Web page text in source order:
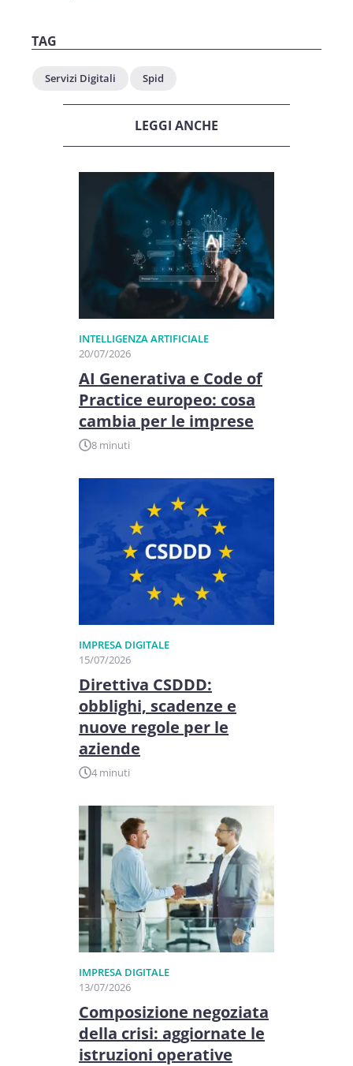
TAG
Servizi Digitali Spid
LEGGI ANCHE
INTELLIGENZA ARTIFICIALE
20/07/2026
AI Generativa e Code of
Practice europeo: cosa
cambia per le imprese
8 minuti
IMPRESA DIGITALE
15/07/2026
Direttiva CSDDD:
obblighi, scadenze e
nuove regole per le
aziende
4 minuti
IMPRESA DIGITALE
13/07/2026
Composizione negoziata
della crisi: aggiornate le
istruzioni operative